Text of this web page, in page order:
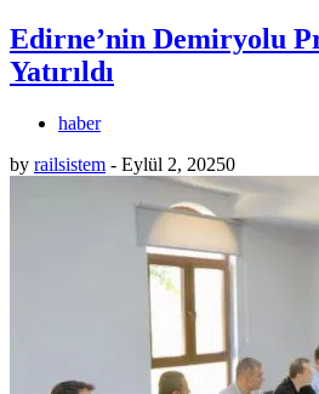
Edirne’nin Demiryolu
Yatırıldı
haber
by railsistem - Eylül 2, 20250